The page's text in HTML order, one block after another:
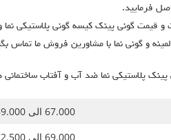
فرمایید.
و قیمت گونی پینک کیسه گونی پلاستیکی نما
و گونی نما با مشاورین فروش ما تماس
پلاستیکی نما ضد آب و آفتاب ساختمانی
67.000 الی 69.000 تومان
69.000 الی 72.500 تومان